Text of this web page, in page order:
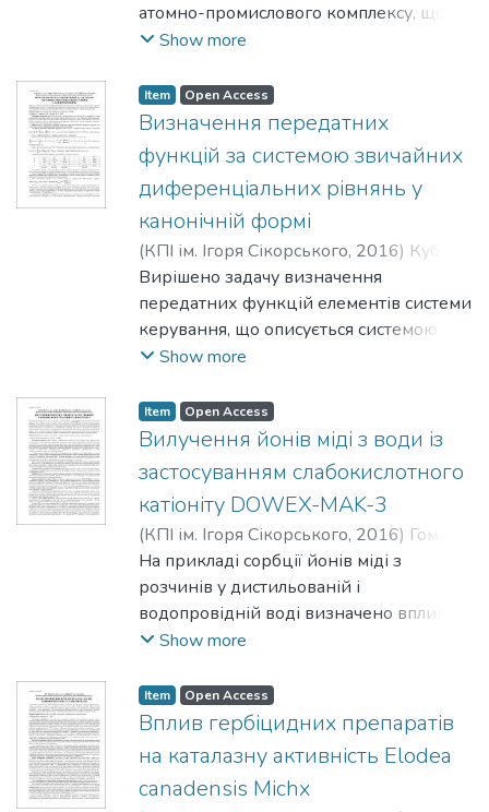
Шиян, О. В.;Щур, А. О.
атомно-промислового комплексу, що
відпрацьована в ННЦ ХФТІ.
аналізу. Визначено кількісні та якісні
характеристики її потенційних
негативних екологічних факторів, а
саме викидів безпосередньо на
робочому місці.
Show more
Item Open Access
Визначення передатних
функцій за системою звичайних
диференціальних рівнянь у
канонічній формі
(КПІ ім. Ігоря Сікорського, 2016) Кубрак,
А. І.;Ковалюк, Д. О.;Сполович, Р. Ю.
Вирішено задачу визначення
передатних функцій елементів системи
керування, що описується системою
диференціальних рівнянь у канонічній
спосіб опису вихідних даних у пам’яті
ЕОМ і реалізація засобами MatLab.
Здійснено тестування підходу на
контрольному прикладі.
Show more
Item Open Access
Вилучення йонів міді з води із
застосуванням слабокислотного
катіоніту DOWEX-MAK-3
(КПІ ім. Ігоря Сікорського, 2016) Гомеля,
М. Д.;Малін, В. П.;Глушко, О. В.
На прикладі сорбції йонів міді з
розчинів у дистильованій і
водопровідній воді визначено вплив
іонів жорсткості на обмінну ємність
MAK-3 за йонами важких металів.
Показано, що ємність іоніту за йонами
міді залежить від концентрації
розчинів і співвідношення концентрації
йонів міді й жорсткості. Установлено,
Show more
Item Open Access
Вплив гербіцидних препаратів
на каталазну активність Elodea
canadensis Michx